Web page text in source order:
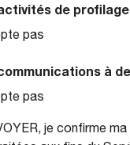
de
pas
à
pas
je confirme